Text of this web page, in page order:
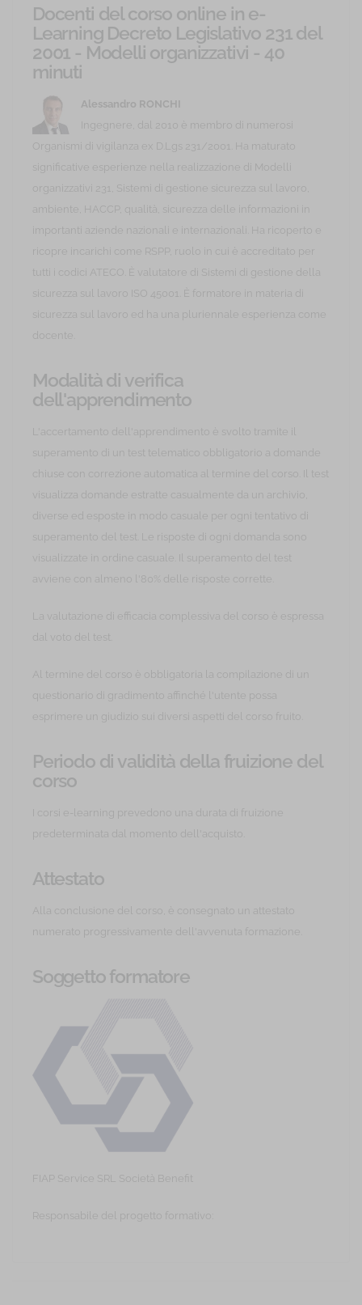
Docenti del corso online in e-
Learning Decreto Legislativo 231 del
2001 - Modelli organizzativi - 40
minuti
Alessandro RONCHI
Ingegnere, dal 2010 è membro di numerosi
Organismi di vigilanza ex D.Lgs 231/2001. Ha maturato
significative esperienze nella realizzazione di Modelli
organizzativi 231, Sistemi di gestione sicurezza sul lavoro,
ambiente, HACCP, qualità, sicurezza delle informazioni in
importanti aziende nazionali e internazionali. Ha ricoperto e
ricopre incarichi come RSPP, ruolo in cui è accreditato per
tutti i codici ATECO. È valutatore di Sistemi di gestione della
sicurezza sul lavoro ISO 45001. È formatore in materia di
sicurezza sul lavoro ed ha una pluriennale esperienza come
docente.
Modalità di verifica
dell'apprendimento
L'accertamento dell'apprendimento è svolto tramite il
superamento di un test telematico obbligatorio a domande
chiuse con correzione automatica al termine del corso. Il test
visualizza domande estratte casualmente da un archivio,
diverse ed esposte in modo casuale per ogni tentativo di
superamento del test. Le risposte di ogni domanda sono
visualizzate in ordine casuale. Il superamento del test
avviene con almeno l'80% delle risposte corrette.
La valutazione di efficacia complessiva del corso è espressa
dal voto del test.
Al termine del corso è obbligatoria la compilazione di un
questionario di gradimento affinché l'utente possa
esprimere un giudizio sui diversi aspetti del corso fruito.
Periodo di validità della fruizione del
corso
I corsi e-learning prevedono una durata di fruizione
predeterminata dal momento dell'acquisto.
Attestato
Alla conclusione del corso, è consegnato un attestato
numerato progressivamente dell'avvenuta formazione.
Soggetto formatore
FIAP Service SRL Società Benefit
Responsabile del progetto formativo: